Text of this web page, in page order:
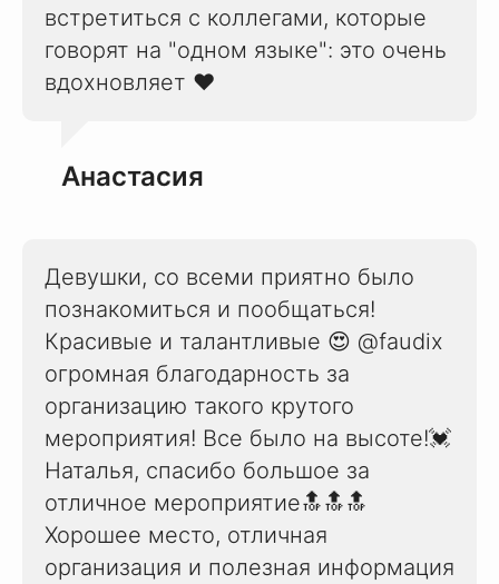
встретиться с коллегами, которые
говорят на "одном языке": это очень
вдохновляет ❤️
Анастасия
Девушки, со всеми приятно было
познакомиться и пообщаться!
Красивые и талантливые 😍 @faudix
огромная благодарность за
организацию такого крутого
мероприятия! Все было на высоте!💓
Наталья, спасибо большое за
отличное мероприятие🔝🔝🔝
Хорошее место, отличная
организация и полезная информация